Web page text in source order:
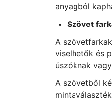
anyagból
Szövet
A
viselhetők és
úszóknak
A szövetből